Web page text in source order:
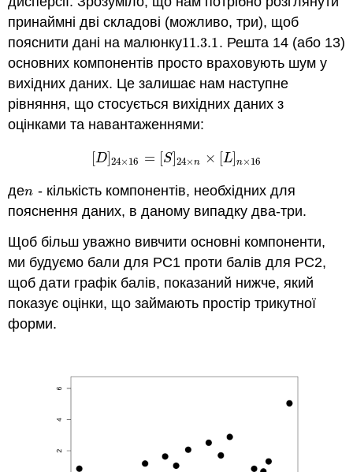
принаймні дві складові (можливо, три), щоб
пояснити дані на малюнку11.3.1
11.3.1. Решта 14 (або 13)
основних компонентів просто враховують шум у
вихідних даних. Це залишає нам наступне
рівняння, що стосується вихідних даних з
оцінками та навантаженнями:
D] 24×16 = S] 24×n × L] n×16
D] 24×16= S] 24× n× L]n×16
деn
n - кількість компонентів, необхідних для
пояснення даних, в даному випадку два-три.
Щоб більш уважно вивчити основні компоненти,
ми будуємо бали для PC1 проти балів для PC2,
щоб дати графік балів, показаний нижче, який
показує оцінки, що займають простір трикутної
форми.